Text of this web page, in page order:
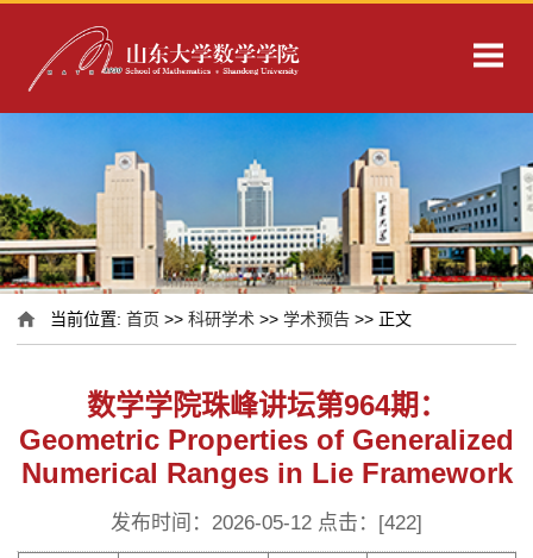
当前位置:首页 >>科研学术 >>学术预告 >> 正文
数学学院珠峰讲坛第964期：
Geometric Properties of Generalized
Numerical Ranges in Lie Framework
发布时间：2026-05-12 点击：[422]